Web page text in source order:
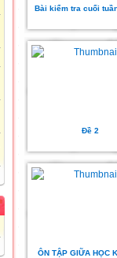
Bài kiểm tra cuối
Đề 2
ÔN TẬP GIỮA HỌC